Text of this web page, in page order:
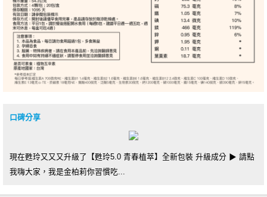
口碑分享
現在甦玲又又又升級了【甦玲5.0 青春植萃】全新包裝 升級成分 ▶ 請點
我嗨大家，我是金柏莉你習慣吃...